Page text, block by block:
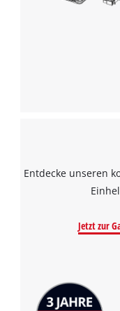
Entdecke unseren
Jetzt zur